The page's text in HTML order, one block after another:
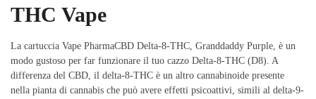
THC Vape
La cartuccia Vape PharmaCBD Delta-8-THC, Granddaddy Purple, è un
modo gustoso per far funzionare il tuo cazzo Delta-8-THC (D8). A
differenza del CBD, il delta-8-THC è un altro cannabinoide presente
nella pianta di cannabis che può avere effetti psicoattivi, simili al delta-9-